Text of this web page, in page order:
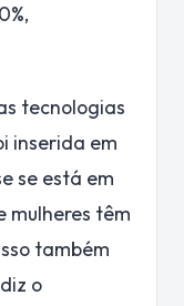
tecnologias
inserida em
se está em
mulheres têm
também
o